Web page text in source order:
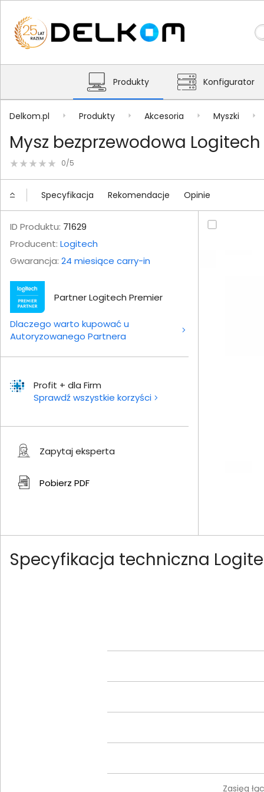
Produkty Konfigurator
Delkom.pl Produkty Akcesoria Myszki
Mysz bezprzewodowa
0/5
Specyfikacja Rekomendacje Opinie
ID Produktu: 71629
Producent: Logitech
Gwarancja: 24 miesiące carry-in
Partner Logitech Premier
Dlaczego warto kupować u
Autoryzowanego Partnera
Profit + dla Firm
Sprawdź wszystkie korzyści
Zapytaj eksperta
Pobierz PDF
Specyfikacja techniczna
Zasięg